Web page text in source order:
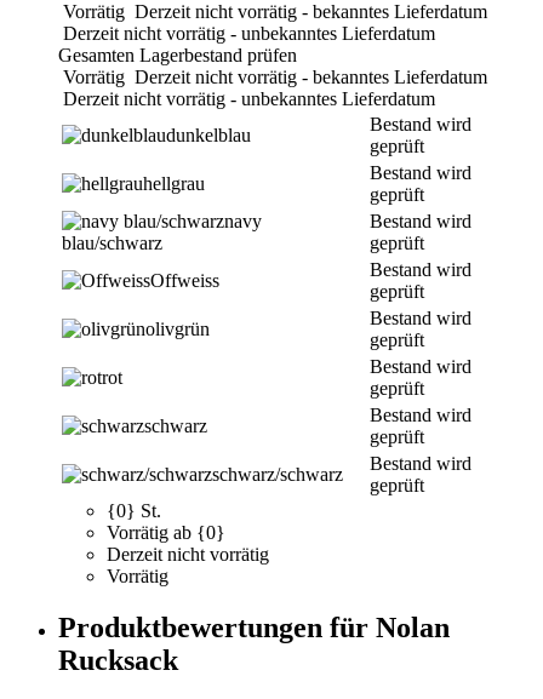
Vorrätig Derzeit nicht vorrätig - bekanntes Lieferdatum
Derzeit nicht vorrätig - unbekanntes Lieferdatum
Gesamten Lagerbestand prüfen
Vorrätig Derzeit nicht vorrätig - bekanntes Lieferdatum
Derzeit nicht vorrätig - unbekanntes Lieferdatum
dunkelblau
Bestand wird
geprüft
hellgrau
Bestand wird
geprüft
navy
blau/schwarz
Bestand wird
geprüft
Offweiss
Bestand wird
geprüft
olivgrün
Bestand wird
geprüft
rot
Bestand wird
geprüft
schwarz
Bestand wird
geprüft
schwarz/schwarz
Bestand wird
geprüft
{0} St.
Vorrätig ab {0}
Derzeit nicht vorrätig
Vorrätig
Produktbewertungen für Nolan
Rucksack